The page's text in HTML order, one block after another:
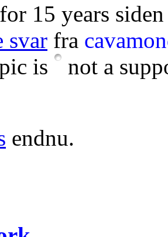
15 years
svar fra
is
not a
endnu.